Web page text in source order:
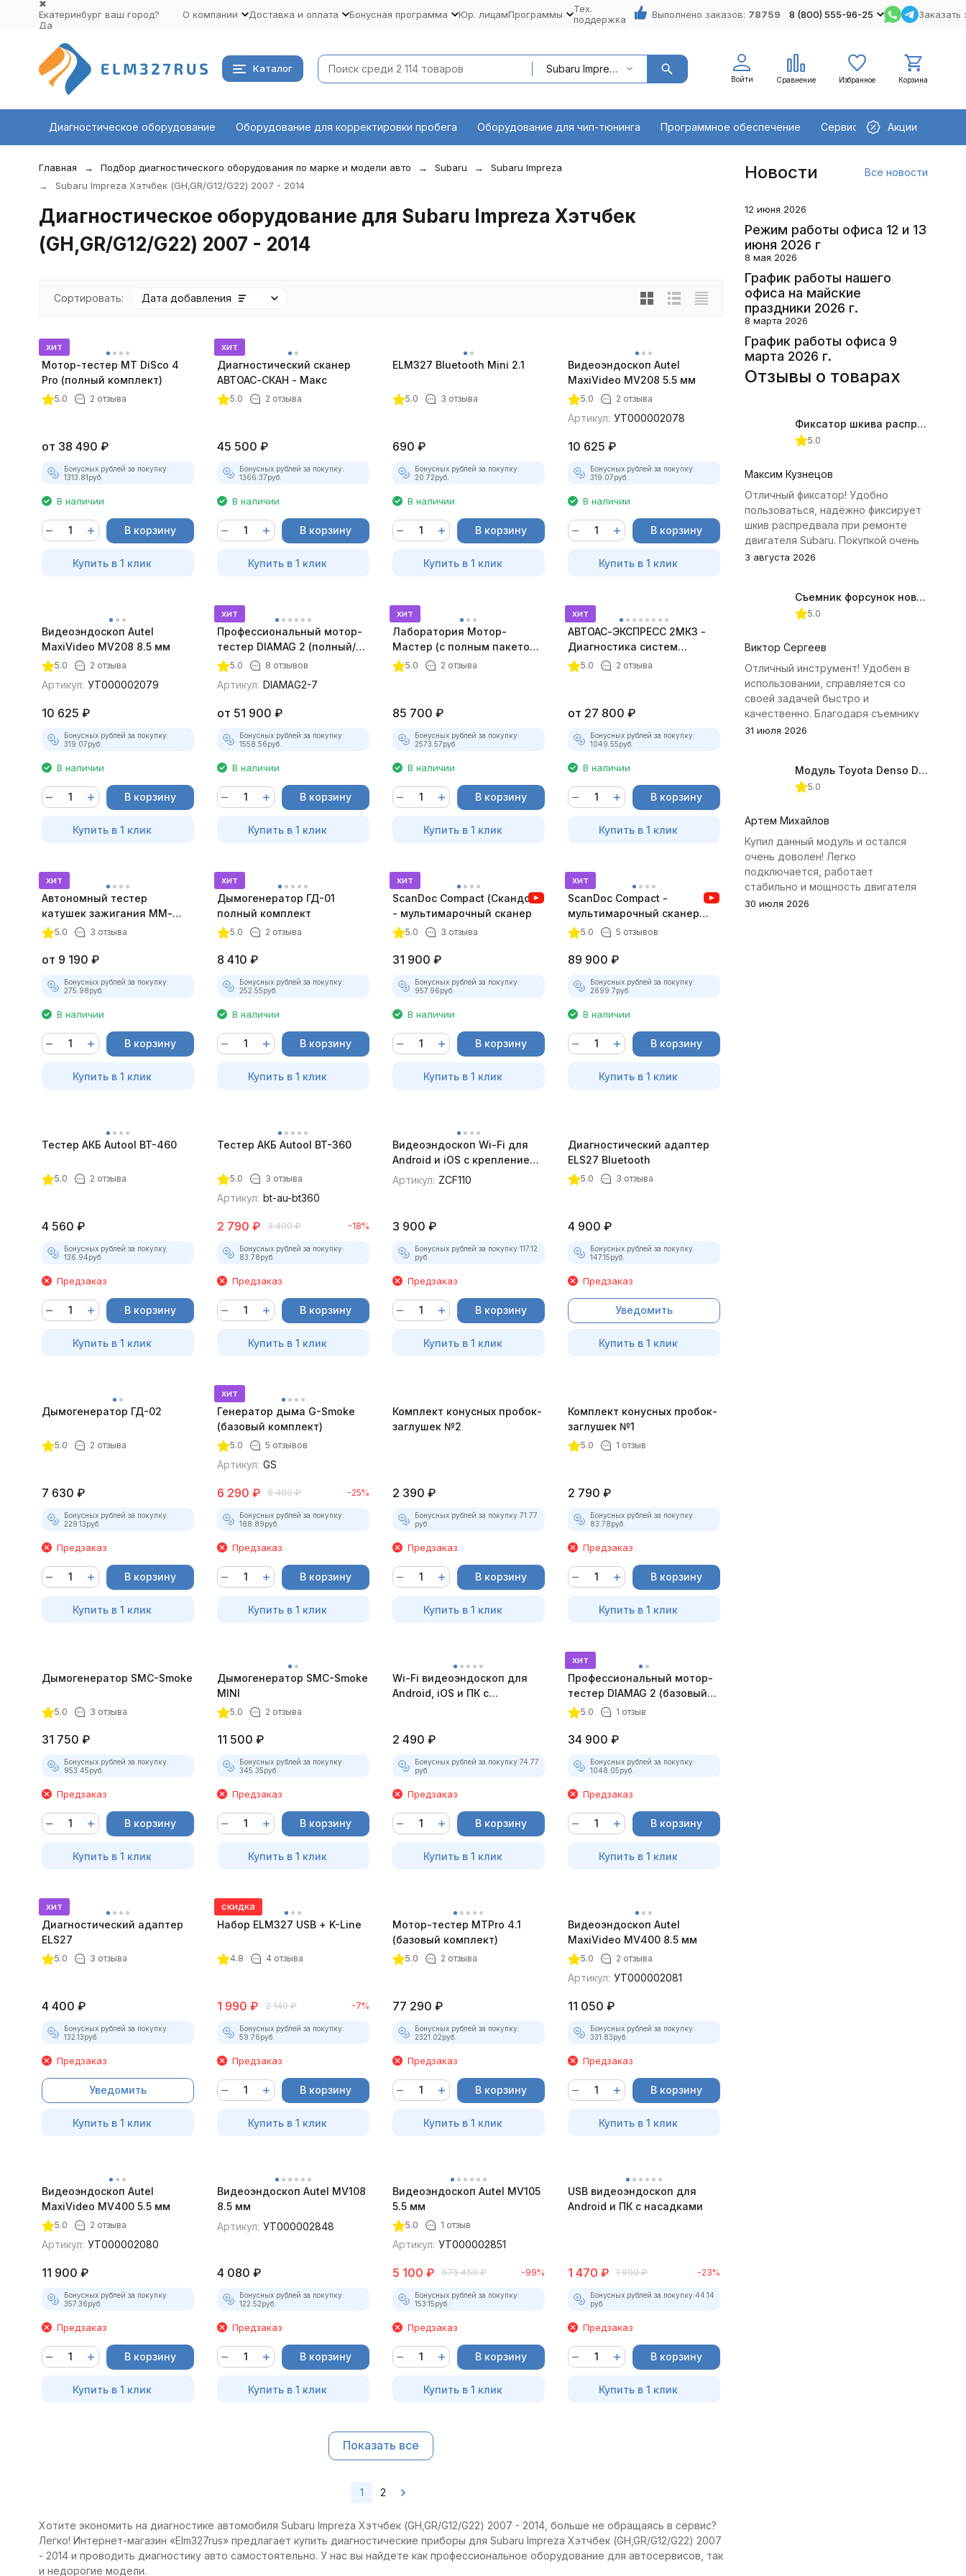
✖
Екатеринбург ваш город?
Да
О компании Доставка и оплата Бонусная программа Юр. лицамПрограммы
Тех.
поддержка
Выполнено заказов: 78759 8 (800) 555-96-25 Заказать
Каталог Subaru Impreza Хэтчбек (GH,GR/G12/G22) 2007 - 2014
Войти Сравнение Избранное Корзина
Диагностическое оборудование Оборудование для корректировки пробега Оборудование для чип-тюнинга Программное обеспечение Сервисное оборудование
Акции
Главная Подбор диагностического оборудования по марке и модели авто Subaru
Subaru Impreza
Subaru Impreza Хэтчбек (GH,GR/G12/G22) 2007 - 2014
Диагностическое оборудование для Subaru Impreza Хэтчбек
(GH,GR/G12/G22) 2007 - 2014
Сортировать: Дата добавления
покупателей
хит
Мотор-тестер MT DiSco 4
Pro (полный комплект)
5.0 2 отзыва
от 38 490 ₽
Бонусных рублей за покупку:
1313.81руб.
В наличии
В корзину
Купить в 1 клик
хит
Диагностический сканер
АВТОАС-СКАН - Макс
5.0 2 отзыва
45 500 ₽
Бонусных рублей за покупку:
1366.37руб.
В наличии
В корзину
Купить в 1 клик
ELM327 Bluetooth Mini 2.1
5.0 3 отзыва
690 ₽
Бонусных рублей за покупку:
20.72руб.
В наличии
В корзину
Купить в 1 клик
Видеоэндоскоп Autel
MaxiVideo MV208 5.5 мм
5.0 2 отзыва
Артикул: УТ000002078
10 625 ₽
Бонусных рублей за покупку:
319.07руб.
В наличии
В корзину
Купить в 1 клик
Видеоэндоскоп Autel
MaxiVideo MV208 8.5 мм
5.0 2 отзыва
Артикул: УТ000002079
10 625 ₽
Бонусных рублей за покупку:
319.07руб.
В наличии
В корзину
Купить в 1 клик
хит
Профессиональный мотор-
тестер DIAMAG 2 (полный/
максимальный комплект)
5.0 8 отзывов
Артикул: DIAMAG2-7
от 51 900 ₽
Бонусных рублей за покупку:
1558.56руб.
В наличии
В корзину
Купить в 1 клик
хит
Лаборатория Мотор-
Мастер (с полным пакетом
лицензий)
5.0 2 отзыва
85 700 ₽
Бонусных рублей за покупку:
2573.57руб.
В наличии
В корзину
Купить в 1 клик
хит
АВТОАС-ЭКСПРЕСС 2МК3 -
Диагностика систем
зажигания
5.0 2 отзыва
от 27 800 ₽
Бонусных рублей за покупку:
1049.55руб.
В наличии
В корзину
Купить в 1 клик
хит
Автономный тестер
катушек зажигания ММ-
ТК-01 (v2) (полный
5.0 3 отзыва
от 9 190 ₽
Бонусных рублей за покупку:
275.98руб.
В наличии
В корзину
Купить в 1 клик
хит
Дымогенератор ГД-01
полный комплект
5.0 2 отзыва
8 410 ₽
Бонусных рублей за покупку:
252.55руб.
В наличии
В корзину
Купить в 1 клик
хит
ScanDoc Compact (Скандок)
- мультимарочный сканер
5.0 3 отзыва
31 900 ₽
Бонусных рублей за покупку:
957.96руб.
В наличии
В корзину
Купить в 1 клик
хит
ScanDoc Compact -
мультимарочный сканер
(Полный)
5.0 5 отзывов
89 900 ₽
Бонусных рублей за покупку:
2699.7руб.
В наличии
В корзину
Купить в 1 клик
Тестер АКБ Autool BT-460
5.0 2 отзыва
4 560 ₽
Бонусных рублей за покупку:
136.94руб.
Предзаказ
В корзину
Купить в 1 клик
Тестер АКБ Autool BT-360
5.0 3 отзыва
Артикул: bt-au-bt360
2 790 ₽ 3 400 ₽ -18%
Бонусных рублей за покупку:
83.78руб.
Предзаказ
В корзину
Купить в 1 клик
Видеоэндоскоп Wi-Fi для
Android и iOS с креплением
для смартфона
Артикул: ZCF110
3 900 ₽
Бонусных рублей за покупку:117.12
руб.
Предзаказ
В корзину
Купить в 1 клик
Диагностический адаптер
ELS27 Bluetooth
5.0 3 отзыва
4 900 ₽
Бонусных рублей за покупку:
147.15руб.
Предзаказ
Уведомить
Купить в 1 клик
Дымогенератор ГД-02
5.0 2 отзыва
7 630 ₽
Бонусных рублей за покупку:
229.13руб.
Предзаказ
В корзину
Купить в 1 клик
хит
Генератор дыма G-Smoke
(базовый комплект)
5.0 5 отзывов
Артикул: GS
6 290 ₽ 8 400 ₽ -25%
Бонусных рублей за покупку:
188.89руб.
Предзаказ
В корзину
Купить в 1 клик
Комплект конусных пробок-
заглушек №2
2 390 ₽
Бонусных рублей за покупку:71.77
руб.
Предзаказ
В корзину
Купить в 1 клик
Комплект конусных пробок-
заглушек №1
5.0 1 отзыв
2 790 ₽
Бонусных рублей за покупку:
83.78руб.
Предзаказ
В корзину
Купить в 1 клик
Дымогенератор SMC-Smoke
5.0 3 отзыва
31 750 ₽
Бонусных рублей за покупку:
953.45руб.
Предзаказ
В корзину
Купить в 1 клик
Дымогенератор SMC-Smoke
MINI
5.0 2 отзыва
11 500 ₽
Бонусных рублей за покупку:
345.35руб.
Предзаказ
В корзину
Купить в 1 клик
Wi-Fi видеоэндоскоп для
Android, iOS и ПК с
2 490 ₽
Бонусных рублей за покупку:74.77
руб.
Предзаказ
В корзину
Купить в 1 клик
хит
Профессиональный мотор-
тестер DIAMAG 2 (базовый
комплект)
5.0 1 отзыв
34 900 ₽
Бонусных рублей за покупку:
1048.05руб.
Предзаказ
В корзину
Купить в 1 клик
хит
Диагностический адаптер
ELS27
5.0 3 отзыва
4 400 ₽
Бонусных рублей за покупку:
132.13руб.
Предзаказ
Уведомить
Купить в 1 клик
скидка
Набор ELM327 USB + K-Line
4.8 4 отзыва
1 990 ₽ 2 140 ₽ -7%
Бонусных рублей за покупку:
59.76руб.
Предзаказ
В корзину
Купить в 1 клик
Мотор-тестер MTPro 4.1
(базовый комплект)
5.0 2 отзыва
77 290 ₽
Бонусных рублей за покупку:
2321.02руб.
Предзаказ
В корзину
Купить в 1 клик
Видеоэндоскоп Autel
MaxiVideo MV400 8.5 мм
5.0 2 отзыва
Артикул: УТ000002081
11 050 ₽
Бонусных рублей за покупку:
331.83руб.
Предзаказ
В корзину
Купить в 1 клик
Видеоэндоскоп Autel
MaxiVideo MV400 5.5 мм
5.0 2 отзыва
Артикул: УТ000002080
11 900 ₽
Бонусных рублей за покупку:
357.36руб.
Предзаказ
В корзину
Купить в 1 клик
Видеоэндоскоп Autel MV108
8.5 мм
Артикул: УТ000002848
4 080 ₽
Бонусных рублей за покупку:
122.52руб.
Предзаказ
В корзину
Купить в 1 клик
Видеоэндоскоп Autel MV105
5.5 мм
5.0 1 отзыв
Артикул: УТ000002851
5 100 ₽ 575 450 ₽ -99%
Бонусных рублей за покупку:
153.15руб.
Предзаказ
В корзину
Купить в 1 клик
USB видеоэндоскоп для
Android и ПК с насадками
1 470 ₽ 1 900 ₽ -23%
Бонусных рублей за покупку:44.14
руб.
Предзаказ
В корзину
Купить в 1 клик
Показать все
1 2
Хотите экономить на диагностике автомобиля Subaru Impreza Хэтчбек (GH,GR/G12/G22) 2007 - 2014, больше не обращаясь в сервис?
Легко! Интернет-магазин «Elm327rus» предлагает купить диагностические приборы для Subaru Impreza Хэтчбек (GH,GR/G12/G22) 2007
- 2014 и проводить диагностику авто самостоятельно. У нас вы найдете как профессиональное оборудование для автосервисов, так
и недорогие модели.
Новости Все новости
12 июня 2026
Режим работы офиса 12 и 13
июня 2026 г
8 мая 2026
График работы нашего
офиса на майские
праздники 2026 г.
8 марта 2026
График работы офиса 9
марта 2026 г.
Отзывы о товарах
Фиксатор шкива распредвала (Subaru) JTC-4409
5.0
Максим Кузнецов
Отличный фиксатор! Удобно
пользоваться, надёжно фиксирует
шкив распредвала при ремонте
двигателя Subaru. Покупкой очень
доволен.
3 августа 2026
Съемник форсунок новых дизельных двигателей Jonnesway
5.0
Виктор Сергеев
Отличный инструмент! Удобен в
использовании, справляется со
своей задачей быстро и
качественно. Благодаря съемнику
удалось избежать лишних хлопот с
31 июля 2026
Модуль Toyota Denso Diesel 2.8D для ChipTuningPRO
5.0
Артем Михайлов
Купил данный модуль и остался
очень доволен! Легко
подключается, работает
стабильно и мощность двигателя
заметно увеличилась. Рекомендую
30 июля 2026